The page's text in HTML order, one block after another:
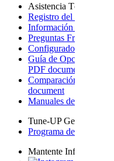
Asistencia Técnica
Registro del producto +
Información sobre la
Preguntas Frecuentes
Configurador para Vista
Guía de Opciones de
PDF document
Comparación de
document
Manuales de Productos
Tune-UP Gear-UP
Programa de Eventos
Mantente Informado